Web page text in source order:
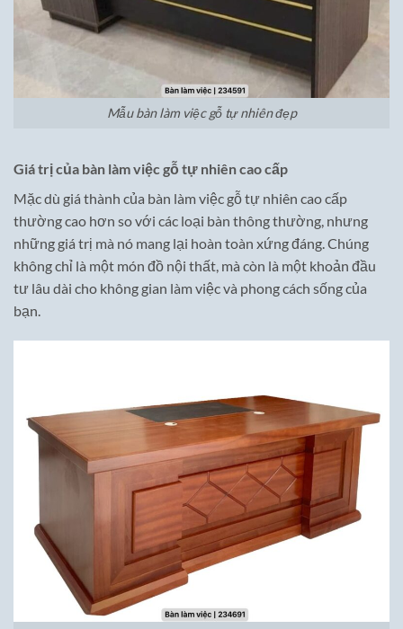
Mẫu bàn làm việc gỗ tự nhiên đẹp
Giá trị của bàn làm việc gỗ tự nhiên cao cấp
Mặc dù giá thành của bàn làm việc gỗ tự nhiên cao cấp
thường cao hơn so với các loại bàn thông thường, nhưng
những giá trị mà nó mang lại hoàn toàn xứng đáng. Chúng
không chỉ là một món đồ nội thất, mà còn là một khoản đầu
tư lâu dài cho không gian làm việc và phong cách sống của
bạn.